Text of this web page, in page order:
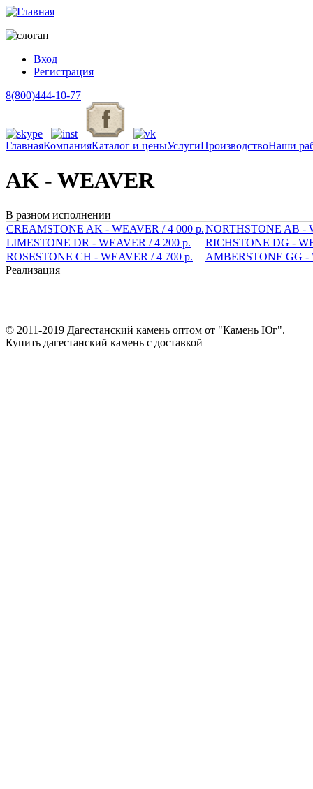
Вход
Регистрация
8(800)444-10-77
ГлавнаяКомпанияКаталог и ценыУслугиПроизводствоНаши
AK - WEAVER
В разном исполнении
CREAMSTONE AK - WEAVER /4 000 р.NORTHSTONE AB -
LIMESTONE DR - WEAVER /4 200 р.
RICHSTONE DG -
ROSESTONE CH - WEAVER /4 700 р.
AMBERSTONE GG
Реализация
© 2011-2019 Дагестанский камень оптом от "Камень Юг".
Купить дагестанский камень с доставкой